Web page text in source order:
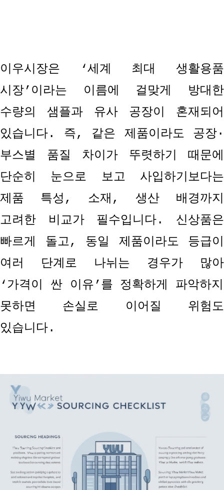
이우시장은 ‘세계 최대 생활용품
시장’ 이라는 이름에 걸맞게 방대한
수량의 샘플과 유사 공장이 혼재되어
있습니다. 즉, 같은 제품이라도 공장·
부스별 품질 차이가 뚜렷하기 때문에
단순히 눈으로 보고 사입하기보다는
제품 특성 , 소재 , 생산 배경까지
고려한 비교가 필수입니다. 신상품은
빠르게 돌고, 동일 제품이라도 등급이
여러 단계로 나뉘는 경우가 많아
‘가격이 싼 이유’를 정확하게 파악하지
못하면 손실로 이어질 위험도
있습니다.